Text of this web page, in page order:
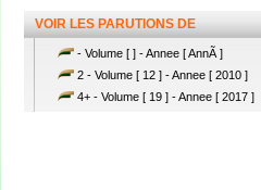
VOIR LES PARUTIONS DE
- Volume [ ] - Annee [ AnnÃ ]
2 - Volume [ 12 ] - Annee [ 2010 ]
4+ - Volume [ 19 ] - Annee [ 2017 ]